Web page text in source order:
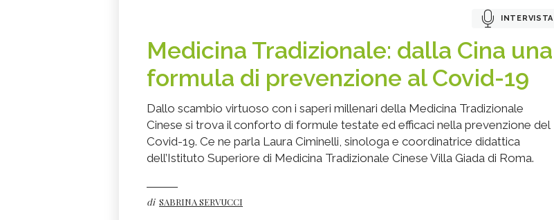
INTERVISTA
Medicina Tradizionale: dalla Cina una
formula di prevenzione al Covid-19
Dallo scambio virtuoso con i saperi millenari della Medicina Tradizionale
Cinese si trova il conforto di formule testate ed efficaci nella prevenzione del
Covid-19. Ce ne parla Laura Ciminelli, sinologa e coordinatrice didattica
dell’Istituto Superiore di Medicina Tradizionale Cinese Villa Giada di Roma.
di SABRINA SERVUCCI